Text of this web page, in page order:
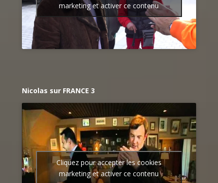
marketing et activer ce contenu
Nicolas sur FRANCE 3
Cliquez pour accepter les cookies
marketing et activer ce contenu